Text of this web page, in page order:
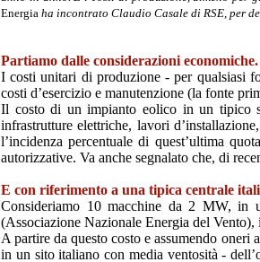
Energia ha incontrato Claudio Casale di RSE, per
Partiamo dalle considerazioni economiche.
I costi unitari di produzione - per qualsiasi
costi d’esercizio e manutenzione (la fonte
Il costo di un impianto eolico in un tipico
infrastrutture elettriche, lavori
l’incidenza percentuale di quest’ultima
autorizzative. Va anche segnalato che, di
E con riferimento a una tipica centrale
Consideriamo 10 macchine da 2 MW, in
(Associazione Nazionale Energia del
A partire da questo costo e assumendo
in un sito italiano con media ventosità -